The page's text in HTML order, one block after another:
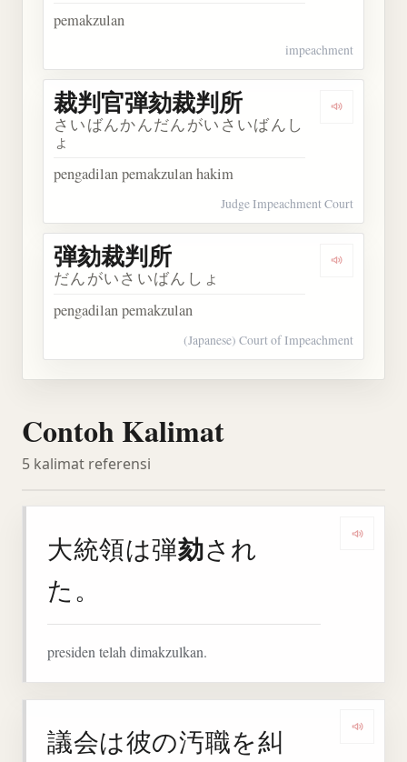
pemakzulan
impeachment
Dengarkan
裁判官弾劾裁判所
さいばんかんだんがいさいばんし
ょ
pengadilan pemakzulan hakim
Judge Impeachment Court
Dengarkan
弾劾裁判所
だんがいさいばんしょ
pengadilan pemakzulan
(Japanese) Court of Impeachment
Contoh Kalimat
5 kalimat referensi
大統領は弾劾され
た。
presiden telah dimakzulkan.
議会は彼の汚職を糾